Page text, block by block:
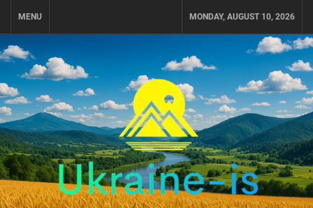
MENU MONDAY, AUGUST 10, 2026